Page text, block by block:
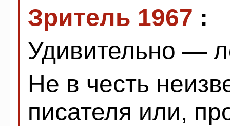
Зритель 1967 :
Удивительно —
Не в честь
писателя или,